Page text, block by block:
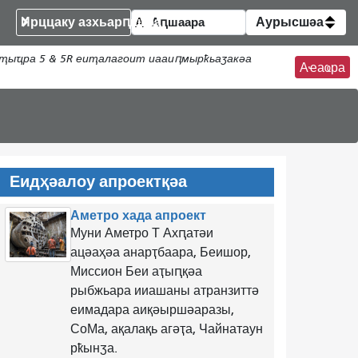
Ирццаку азхьарԥшқәа Аурысшәа
5 & 5R еиҭалагоит иааиԥмырҟьаӡакәа
Аҽаҩра
Еидҳәалоу апроектқәа
Аметро хада апроект
Муни Аметро Т Ахԥатәи
ацәаҳәа анарҭбаара, Беишор,
Миссион Беи аҭыԥқәа
рыбжьара ииашаны атранзиттә
еимадара аиқәыршәаразы,
СоМа, ақалақь агәҭа, Чайнатаун
​​рҟынӡа.